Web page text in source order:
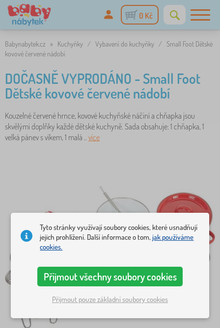
0 Kč
Babynabytek.cz » Kuchyňky / Vybavení do kuchyňky / Small Foot Dětské
kovové červené nádobí
DOČASNĚ VYPRODÁNO - Small Foot
Dětské kovové červené nádobí
Kouzelné červené hrnce, kovové kuchyňské náčiní a chňapka jsou
skvělými doplňky každé dětské kuchyně. Sada obsahuje: 1 chňapka, 1
velká pánev s víkem, 1 malá .. více
Tyto stránky využívají soubory cookies, které usnadňují
jejich prohlížení. Další informace o tom,jak používáme
cookies.
Přijmout všechny soubory cookies
Přijmout pouze základní soubory cookies